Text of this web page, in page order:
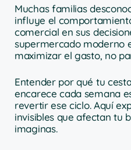
Muchas familias
influye el
comercial en sus
supermercado moderno
maximizar el gasto, no
Entender por qué tu
encarece cada semana
revertir ese ciclo. Aquí
invisibles que afectan tu
imaginas.